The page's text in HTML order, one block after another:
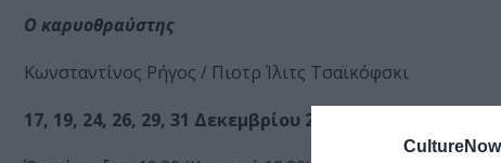
O καρυοθραύστης
Κωνσταντίνος Ρήγος / Πιοτρ Ίλιτς Τσαϊκόφσκι
17, 19, 24, 26, 29, 31 Δεκεμβρίου 2021 & 2 Ιανουαρίου